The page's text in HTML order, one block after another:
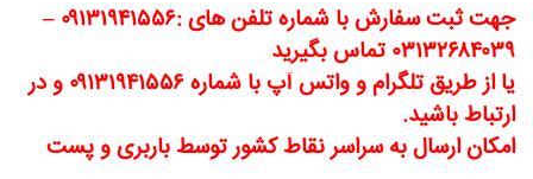
جهت ثبت سفارش با شماره تلفن های :۰۹۱۳۱۹۴۱۵۵۶ –
۰۳۱۳۲۶۸۴۰۳۹ تماس بگیرید
یا از طریق تلگرام و واتس آپ با شماره ۰۹۱۳۱۹۴۱۵۵۶ و در
ارتباط باشید.
امکان ارسال به سراسر نقاط کشور توسط باربری و پست